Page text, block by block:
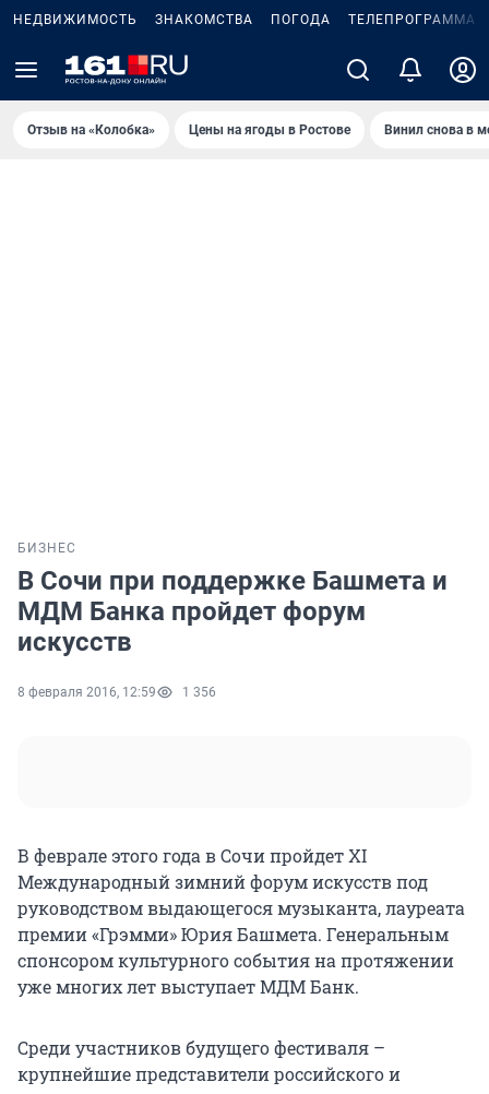
НЕДВИЖИМОСТЬ ЗНАКОМСТВА ПОГОДА ТЕЛЕПРОГРАММА
Отзыв на «Колобка» Цены на ягоды в Ростове Винил снова в
БИЗНЕС
В Сочи при поддержке Башмета и
МДМ Банка пройдет форум
искусств
8 февраля 2016, 12:59 1 356
В феврале этого года в Сочи пройдет XI
Международный зимний форум искусств под
руководством выдающегося музыканта, лауреата
премии «Грэмми» Юрия Башмета. Генеральным
спонсором культурного события на протяжении
уже многих лет выступает МДМ Банк.
Среди участников будущего фестиваля –
крупнейшие представители российского и